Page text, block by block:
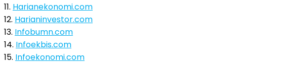
11. Harianekonomi.com
12. Harianinvestor.com
13. Infobumn.com
14. Infoekbis.com
15. Infoekonomi.com